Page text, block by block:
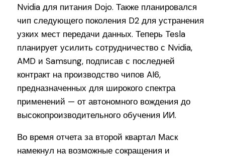
Nvidia для питания Dojo. Также планировался
чип следующего поколения D2 для устранения
узких мест передачи данных. Теперь Tesla
планирует усилить сотрудничество с Nvidia,
AMD и Samsung, подписав с последней
контракт на производство чипов AI6,
предназначенных для широкого спектра
применений — от автономного вождения до
высокопроизводительного обучения ИИ.
Во время отчета за второй квартал Маск
намекнул на возможные сокращения и